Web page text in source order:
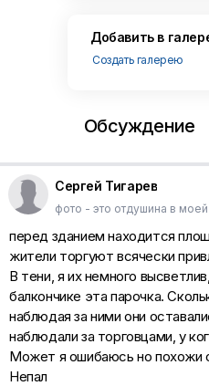
Добавить в
Создать галерею
Обсуждение
Сергей Тигарев
фото - это отдушина в моей
перед зданием находится
жители торгуют всячески
В тени, я их немного
балкончике эта парочка.
наблюдая за ними они
наблюдали за торговцами, у
Может я ошибаюсь но похожи
Непал